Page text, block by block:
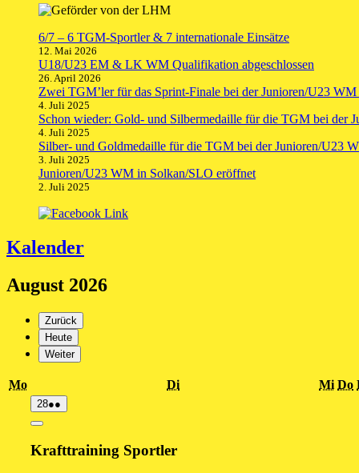
6/7 – 6 TGM-Sportler & 7 internationale Einsätze
12. Mai 2026
U18/U23 EM & LK WM Qualifikation abgeschlossen
26. April 2026
Zwei TGM’ler für das Sprint-Finale bei der Junioren/U23
4. Juli 2025
Schon wieder: Gold- und Silbermedaille für die TGM bei der
4. Juli 2025
Silber- und Goldmedaille für die TGM bei der Junioren/U23
3. Juli 2025
Junioren/U23 WM in Solkan/SLO eröffnet
2. Juli 2025
Kalender
August 2026
Zurück
Heute
Weiter
MoMontag DiDienstag Mi Do
2828.
Juli
●●
Veranstaltungen)
Close
Krafttraining Sportler